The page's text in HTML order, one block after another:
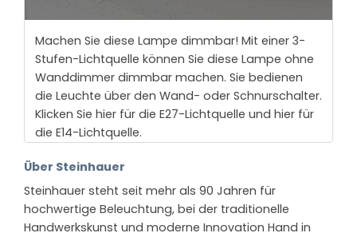
Machen Sie diese Lampe dimmbar! Mit einer 3-
Stufen-Lichtquelle können Sie diese Lampe ohne
Wanddimmer dimmbar machen. Sie bedienen
die Leuchte über den Wand- oder Schnurschalter.
Klicken Sie hier für die E27-Lichtquelle und hier für
die E14-Lichtquelle.
Über Steinhauer
Steinhauer steht seit mehr als 90 Jahren für
hochwertige Beleuchtung, bei der traditionelle
Handwerkskunst und moderne Innovation Hand in